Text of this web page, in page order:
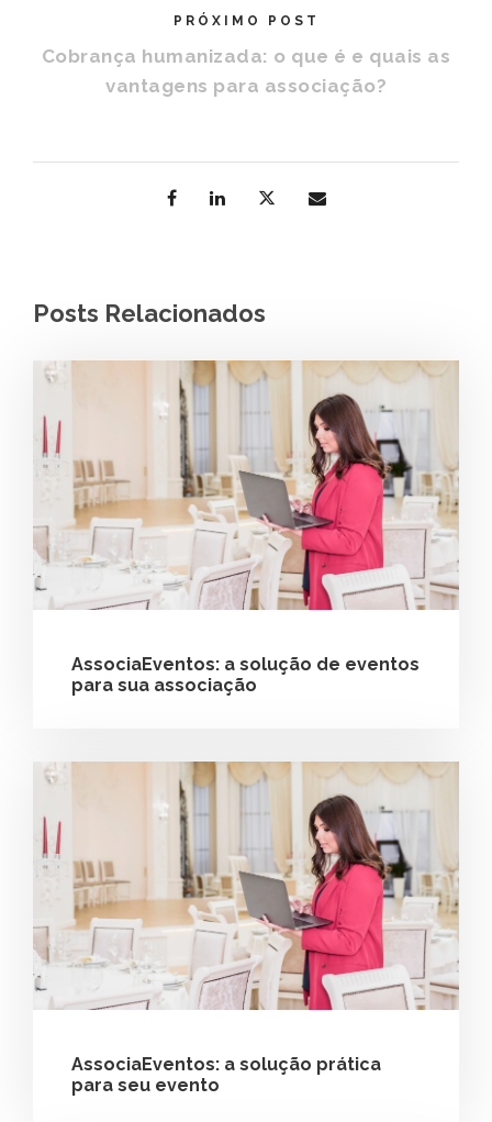
PRÓXIMO POST
Cobrança humanizada: o que é e quais as
vantagens para associação?
Posts Relacionados
AssociaEventos: a solução de eventos
para sua associação
AssociaEventos: a solução prática
para seu evento